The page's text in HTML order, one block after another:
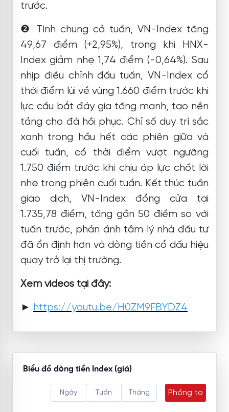
trước.
❷ Tính chung cả tuần, VN-Index tăng
49,67 điểm (+2,95%), trong khi HNX-
Index giảm nhẹ 1,74 điểm (-0,64%). Sau
nhịp điều chỉnh đầu tuần, VN-Index có
thời điểm lùi về vùng 1.660 điểm trước khi
lực cầu bắt đáy gia tăng mạnh, tạo nền
tảng cho đà hồi phục. Chỉ số duy trì sắc
xanh trong hầu hết các phiên giữa và
cuối tuần, có thời điểm vượt ngưỡng
1.750 điểm trước khi chịu áp lực chốt lời
nhẹ trong phiên cuối tuần. Kết thúc tuần
giao dịch, VN-Index đóng cửa tại
1.735,78 điểm, tăng gần 50 điểm so với
tuần trước, phản ánh tâm lý nhà đầu tư
đã ổn định hơn và dòng tiền có dấu hiệu
quay trở lại thị trường.
Xem videos tại đây:
► https://youtu.be/H0ZM9FBYDZ4
Biểu đồ dòng tiền Index (giá)
Ngày Tuần Tháng Phóng to